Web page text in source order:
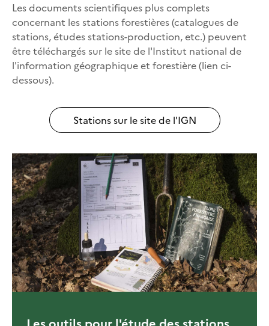
Les documents scientifiques plus complets
concernant les stations forestières (catalogues de
stations, études stations-production, etc.) peuvent
être téléchargés sur le site de l'Institut national de
l'information géographique et forestière (lien ci-
dessous).
Stations sur le site de l'IGN
Les outils pour l'étude des stations